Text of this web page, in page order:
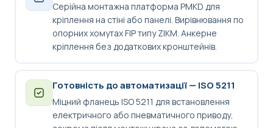
Серійна монтажна платформа PMKD для
кріплення на стіні або панелі. Вирівнювання по
опорних хомутах FIP типу ZIKM. Анкерне
кріплення без додаткових кронштейнів.
Готовність до автоматизації — ISO 5211
Міцний фланець ISO 5211 для встановлення
електричного або пневматичного приводу,